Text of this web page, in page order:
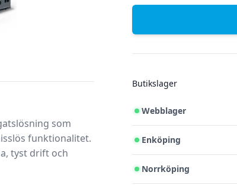
Butikslager
Webblager
Enköping
Norrköping
som
funktionalitet.
tyst drift och